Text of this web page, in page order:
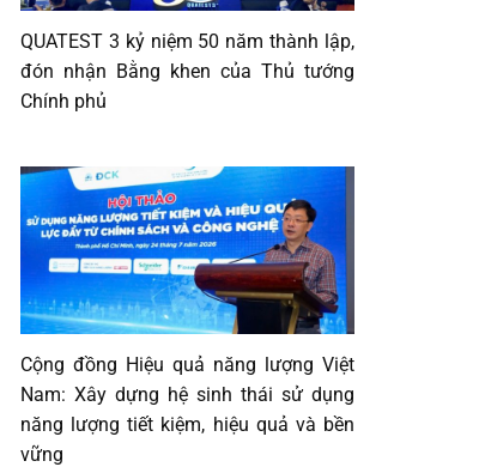
QUATEST 3 kỷ niệm 50 năm thành lập,
đón nhận Bằng khen của Thủ tướng
Chính phủ
Cộng đồng Hiệu quả năng lượng Việt
Nam: Xây dựng hệ sinh thái sử dụng
năng lượng tiết kiệm, hiệu quả và bền
vững